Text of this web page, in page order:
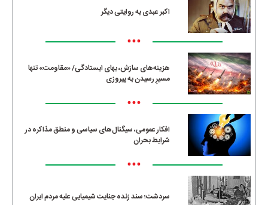
اکبر عبدی به روایتی دیگر
•••
هزینه‌های سازش، بهای ایستادگی/ «مقاومت» تنها
مسیرِ رسیدن به پیروزی
•••
افکار عمومی، سیگنال‌های سیاسی و منطق مذاکره در
شرایط بحران
•••
سردشت؛ سند زنده جنایت شیمیایی علیه مردم ایران